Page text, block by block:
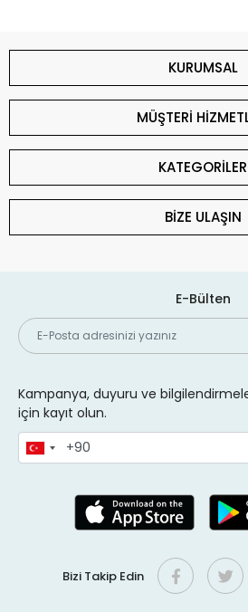
KURUMSAL
MÜŞTERİ
KATEGORİLER
BİZE ULAŞIN
E-Bülten
Kampanya, duyuru ve
için kayıt olun.
Bizi Takip Edin